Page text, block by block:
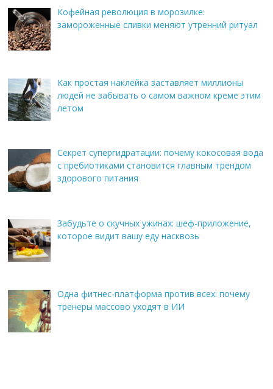
Кофейная революция в морозилке:
замороженные сливки меняют утренний ритуал
Как простая наклейка заставляет миллионы
людей не забывать о самом важном креме этим
летом
Секрет супергидратации: почему кокосовая вода
с пребиотиками становится главным трендом
здорового питания
Забудьте о скучных ужинах: шеф-приложение,
которое видит вашу еду насквозь
Одна фитнес-платформа против всех: почему
тренеры массово уходят в ИИ